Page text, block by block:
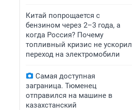
Китай попрощается с
бензином через 2–3 года, а
когда Россия? Почему
топливный кризис не ускорил
переход на электромобили
Самая доступная
заграница. Тюменец
отправился на машине в
казахстанский